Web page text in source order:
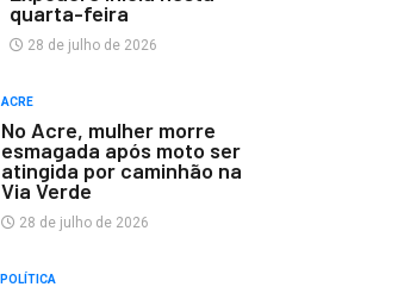
quarta-feira
28 de julho de 2026
ACRE
No Acre, mulher morre
esmagada após moto ser
atingida por caminhão na
Via Verde
28 de julho de 2026
POLÍTICA